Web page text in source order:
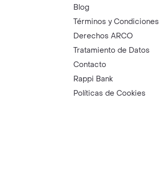
Blog
Términos y Condiciones
Derechos ARCO
Tratamiento de Datos
Contacto
Rappi Bank
Políticas de Cookies